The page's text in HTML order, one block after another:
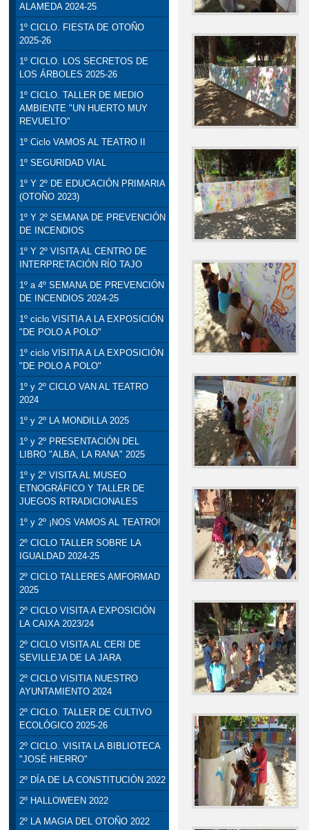
ALAMEDA 2024-25
1º CICLO. FIESTA DE OTOÑO
2025-26
1º CICLO. LOS SECRETOS DE
LOS ÁRBOLES 2025-26
1º CICLO. TALLER DE MEDIO
AMBIENTE "UN HUERTO MUY
REVUELTO"
1º Ciclo VAMOS AL TEATRO II
1º SEGURIDAD VIAL
1º Y 2º DE EDUCACIÓN PRIMARIA
(OTOÑO 2023)
1º Y 2º SEMANA DE PREVENCIÓN
DE INCENDIOS
1º Y 2º VISITA AL CENTRO DE
INTERPRETACIÓN RÍO TAJO
1º a 4º SEMANA DE PREVENCIÓN
DE INCENDIOS 2024-25
1º ciclo VISITIA A LA EXPOSICIÓN
"DE POLO A POLO"
1º ciclo VISITIA A LA EXPOSICIÓN
"DE POLO A POLO"
1º y 2º CICLO VAN AL TEATRO
2024
1º y 2º LA MONDILLA 2025
1º y 2º PRESENTACIÓN DEL
LIBRO "ALBA, LA RANA" 2025
1º y 2º VISITA AL MUSEO
ETNOGRÁFICO Y TALLER DE
JUEGOS RTRADICIONALES
1º y 2º ¡NOS VAMOS AL TEATRO!
2º CICLO TALLER SOBRE LA
IGUALDAD 2024-25
2º CICLO TALLERES AMFORMAD
2025
2º CICLO VISITA A EXPOSICIÓN
LA CAIXA 2023/24
2º CICLO VISITA AL CERI DE
SEVILLEJA DE LA JARA
2º CICLO VISITIA NUESTRO
AYUNTAMIENTO 2024
2º CICLO. TALLER DE CULTIVO
ECOLÓGICO 2025-26
2º CICLO. VISITA LA BIBLIOTECA
"JOSÉ HIERRO"
2º DÍA DE LA CONSTITUCIÓN 2022
2º HALLOWEEN 2022
2º LA MAGIA DEL OTOÑO 2022